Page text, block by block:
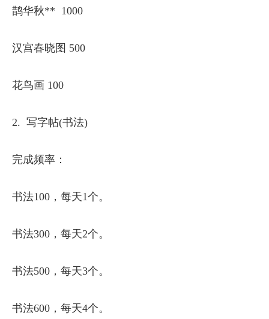
鹊华秋** 1000
汉宫春晓图 500
花鸟画 100
2. 写字帖(书法)
完成频率：
书法100，每天1个。
书法300，每天2个。
书法500，每天3个。
书法600，每天4个。